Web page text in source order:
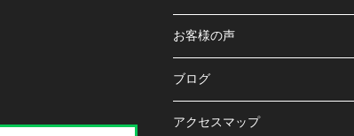
お客様の声
ブログ
アクセスマップ